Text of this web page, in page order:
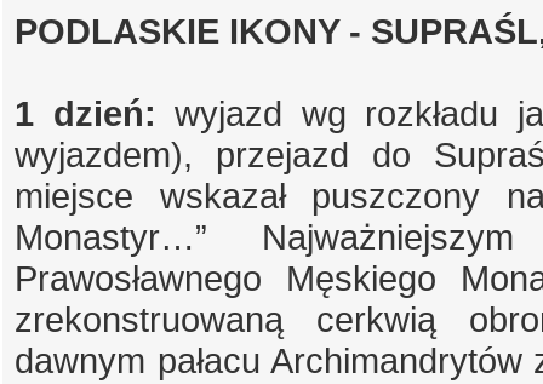
PODLASKIE IKONY -
1 dzień:wyjazd wg rozkładu
wyjazdem), przejazd do
miejsce wskazał puszczony
Monastyr…”
Prawosławnego Męskiego
zrekonstruowaną cerkwią
dawnym pałacu